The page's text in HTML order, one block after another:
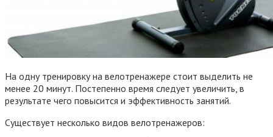
На одну тренировку на велотренажере стоит выделить не
менее 20 минут. Постепенно время следует увеличить, в
результате чего повысится и эффективность занятий.
Существует несколько видов велотренажеров: